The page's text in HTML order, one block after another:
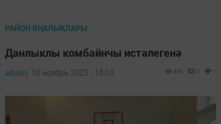
РАЙОН ЯҢАЛЫКЛАРЫ
Данлыклы комбайнчы истәлегенә
admin, 10 ноябрь 2023 - 15:13 850 0 1